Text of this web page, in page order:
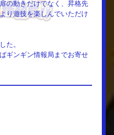
の動きだけでなく、昇格先
り遊技を楽しんでいただけ
た。
ギンギン情報局までお寄せ